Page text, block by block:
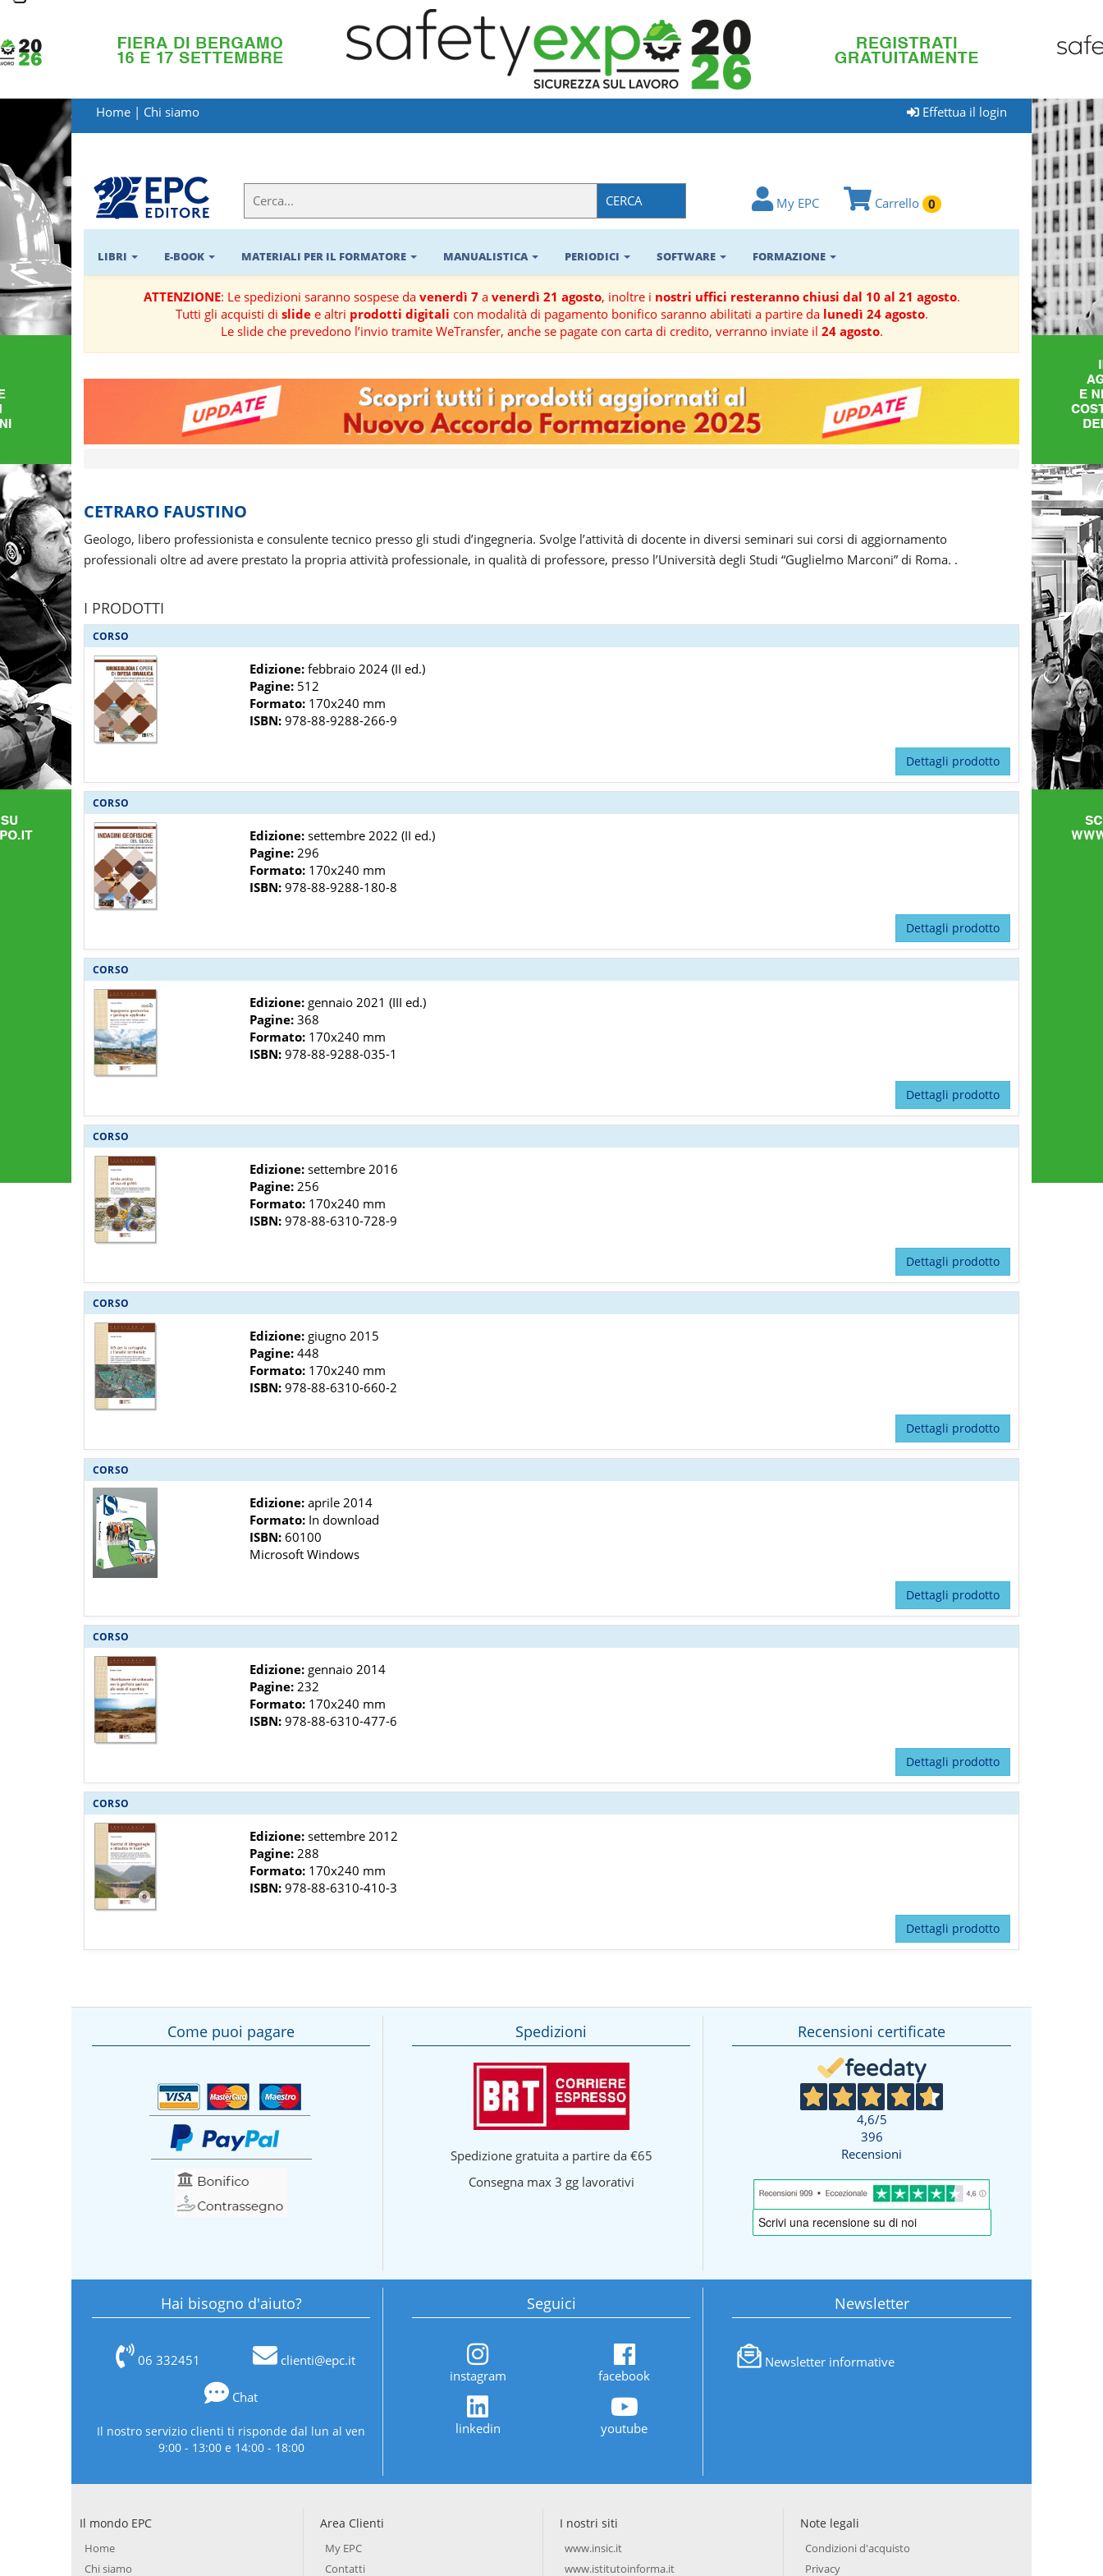
LIBRI
MATERIALI
PER
IL
FORMATORE
E-
BOOK
RIVISTE
MANUALISTICA
TEMATICHE
Home | Chi siamo Effettua il login
CERCA My EPC Carrello 0
LIBRI E-BOOK MATERIALI PER IL FORMATORE MANUALISTICA PERIODICI SOFTWARE FORMAZIONE
ATTENZIONE: Le spedizioni saranno sospese da venerdì 7a venerdì 21 agosto, inoltre i nostri uffici resteranno chiusi dal 10 al 21 agosto.
Tutti gli acquisti di slidee altri prodotti digitali con modalità di pagamento bonifico saranno abilitati a partire da lunedì 24 agosto.
Le slide che prevedono l’invio tramite WeTransfer, anche se pagate con carta di credito, verranno inviate il 24 agosto.
CETRARO FAUSTINO
Geologo, libero professionista e consulente tecnico presso gli studi d’ingegneria. Svolge l’attività di docente in diversi seminari sui corsi di aggiornamento
professionali oltre ad avere prestato la propria attività professionale, in qualità di professore, presso l’Università degli Studi “Guglielmo Marconi” di Roma. .
I PRODOTTI
CORSO
Edizione: febbraio 2024 (II ed.)
Pagine: 512
Formato: 170x240 mm
ISBN: 978-88-9288-266-9
Dettagli prodotto
CORSO
Edizione: settembre 2022 (II ed.)
Pagine: 296
Formato: 170x240 mm
ISBN: 978-88-9288-180-8
Dettagli prodotto
CORSO
Edizione: gennaio 2021 (III ed.)
Pagine: 368
Formato: 170x240 mm
ISBN: 978-88-9288-035-1
Dettagli prodotto
CORSO
Edizione: settembre 2016
Pagine: 256
Formato: 170x240 mm
ISBN: 978-88-6310-728-9
Dettagli prodotto
CORSO
Edizione: giugno 2015
Pagine: 448
Formato: 170x240 mm
ISBN: 978-88-6310-660-2
Dettagli prodotto
CORSO
Edizione: aprile 2014
Formato: In download
ISBN: 60100
Microsoft Windows
Dettagli prodotto
CORSO
Edizione: gennaio 2014
Pagine: 232
Formato: 170x240 mm
ISBN: 978-88-6310-477-6
Dettagli prodotto
CORSO
Edizione: settembre 2012
Pagine: 288
Formato: 170x240 mm
ISBN: 978-88-6310-410-3
Dettagli prodotto
Come puoi pagare Spedizioni
Spedizione gratuita a partire da €65
Consegna max 3 gg lavorativi
Recensioni certificate
4,6/5
396
Recensioni
Hai bisogno d'aiuto?
06 332451 clienti@epc.it
Chat
Il nostro servizio clienti ti risponde dal lun al ven
9:00 - 13:00 e 14:00 - 18:00
Seguici
instagram facebook
linkedin youtube
Newsletter
Newsletter informative
Il mondo EPC
Home
Chi siamo
Area Clienti
My EPC
Contatti
I nostri siti
www.insic.it
www.istitutoinforma.it
Note legali
Condizioni d'acquisto
Privacy